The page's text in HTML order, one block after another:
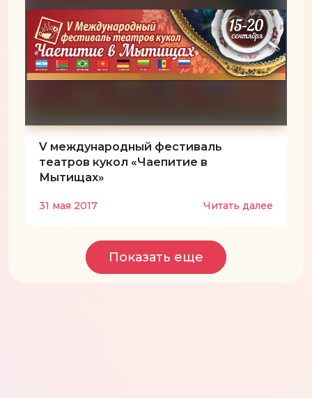
V международный фестиваль
театров кукол «Чаепитие в
Мытищах»
31 мая 2017 Читать далее
Показать еще